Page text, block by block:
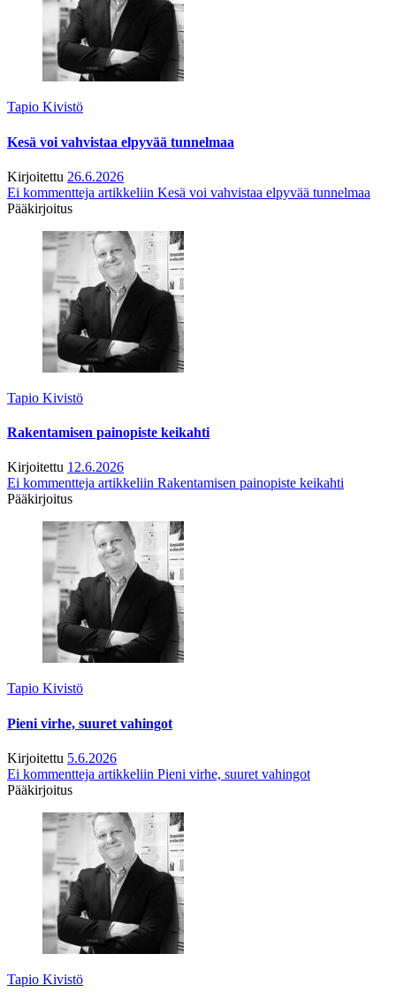
Tapio Kivistö
Kesä voi vahvistaa elpyvää tunnelmaa
Kirjoitettu 26.6.2026
Ei kommentteja artikkeliin Kesä voi vahvistaa elpyvää tunnelmaa
Pääkirjoitus
Tapio Kivistö
Rakentamisen painopiste keikahti
Kirjoitettu 12.6.2026
Ei kommentteja artikkeliin Rakentamisen painopiste keikahti
Pääkirjoitus
Tapio Kivistö
Pieni virhe, suuret vahingot
Kirjoitettu 5.6.2026
Ei kommentteja artikkeliin Pieni virhe, suuret vahingot
Pääkirjoitus
Tapio Kivistö